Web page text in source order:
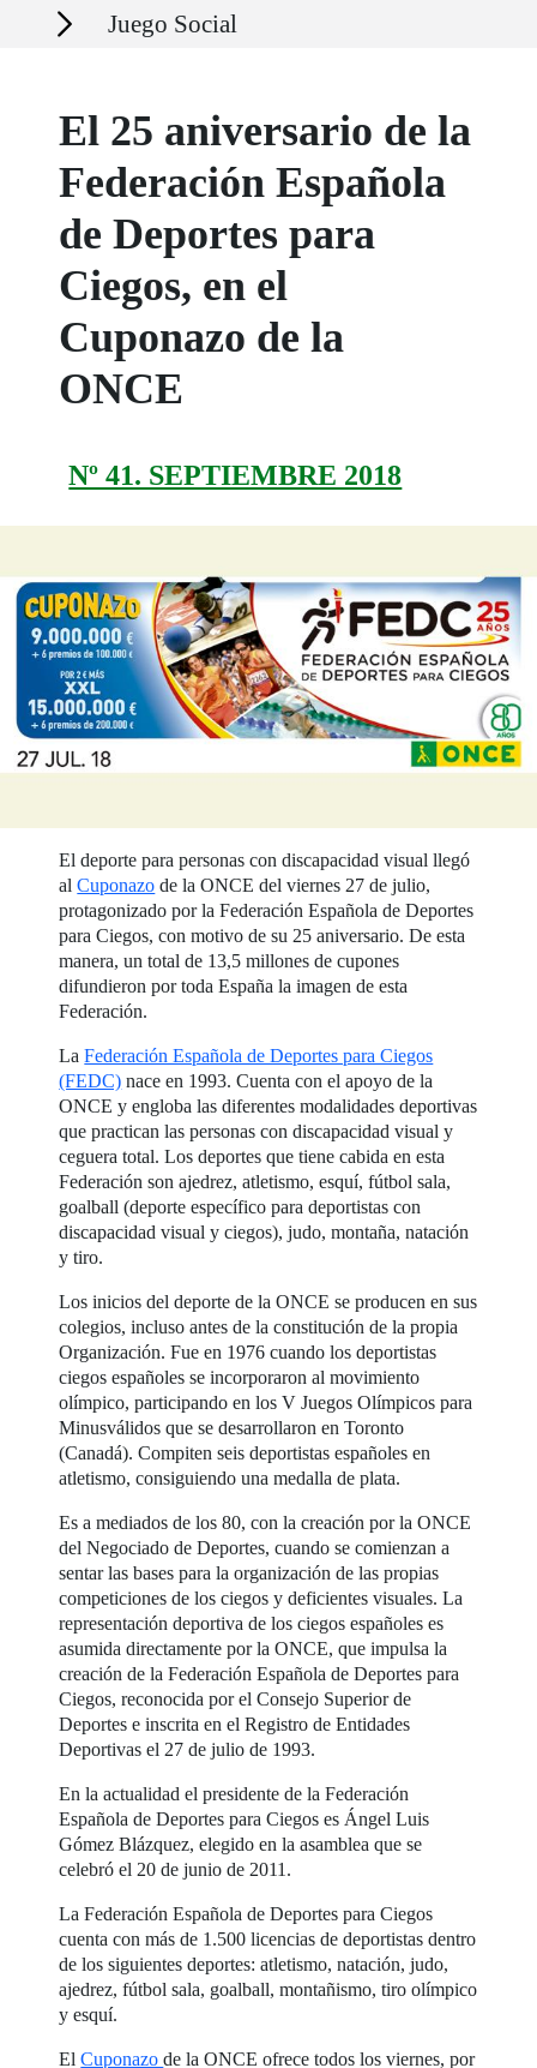
Secciones Juego Social
El 25 aniversario de la
Federación Española
de Deportes para
Ciegos, en el
Cuponazo de la
ONCE
Nº 41. SEPTIEMBRE 2018
El deporte para personas con discapacidad visual llegó
alCuponazo de la ONCE del viernes 27 de julio,
protagonizado por la Federación Española de Deportes
para Ciegos, con motivo de su 25 aniversario. De esta
manera, un total de 13,5 millones de cupones
difundieron por toda España la imagen de esta
Federación.
LaFederación Española de Deportes para Ciegos
(FEDC) nace en 1993. Cuenta con el apoyo de la
ONCE y engloba las diferentes modalidades deportivas
que practican las personas con discapacidad visual y
ceguera total. Los deportes que tiene cabida en esta
Federación son ajedrez, atletismo, esquí, fútbol sala,
goalball (deporte específico para deportistas con
discapacidad visual y ciegos), judo, montaña, natación
y tiro.
Los inicios del deporte de la ONCE se producen en sus
colegios, incluso antes de la constitución de la propia
Organización. Fue en 1976 cuando los deportistas
ciegos españoles se incorporaron al movimiento
olímpico, participando en los V Juegos Olímpicos para
Minusválidos que se desarrollaron en Toronto
(Canadá). Compiten seis deportistas españoles en
atletismo, consiguiendo una medalla de plata.
Es a mediados de los 80, con la creación por la ONCE
del Negociado de Deportes, cuando se comienzan a
sentar las bases para la organización de las propias
competiciones de los ciegos y deficientes visuales. La
representación deportiva de los ciegos españoles es
asumida directamente por la ONCE, que impulsa la
creación de la Federación Española de Deportes para
Ciegos, reconocida por el Consejo Superior de
Deportes e inscrita en el Registro de Entidades
Deportivas el 27 de julio de 1993.
En la actualidad el presidente de la Federación
Española de Deportes para Ciegos es Ángel Luis
Gómez Blázquez, elegido en la asamblea que se
celebró el 20 de junio de 2011.
La Federación Española de Deportes para Ciegos
cuenta con más de 1.500 licencias de deportistas dentro
de los siguientes deportes: atletismo, natación, judo,
ajedrez, fútbol sala, goalball, montañismo, tiro olímpico
y esquí.
ElCuponazode la ONCE ofrece todos los viernes, por